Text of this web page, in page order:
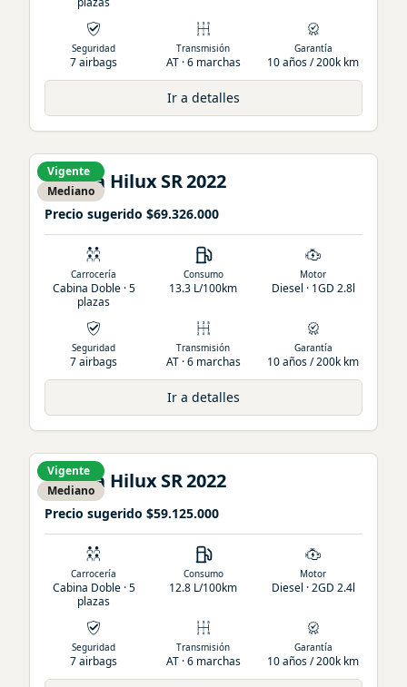
Seguridad
7 airbags
Transmisión
AT · 6 marchas
Garantía
10 años / 200k km
Ir a detalles
Vigente
Mediano
Toyota HiluxSR2022
Precio sugerido $69.326.000
Carrocería
Cabina Doble · 5
plazas
Consumo
13.3 L/100km
Motor
Diesel · 1GD 2.8l
Seguridad
7 airbags
Transmisión
AT · 6 marchas
Garantía
10 años / 200k km
Ir a detalles
Vigente
Mediano
Toyota HiluxSR2022
Precio sugerido $59.125.000
Carrocería
Cabina Doble · 5
plazas
Consumo
12.8 L/100km
Motor
Diesel · 2GD 2.4l
Seguridad
7 airbags
Transmisión
AT · 6 marchas
Garantía
10 años / 200k km